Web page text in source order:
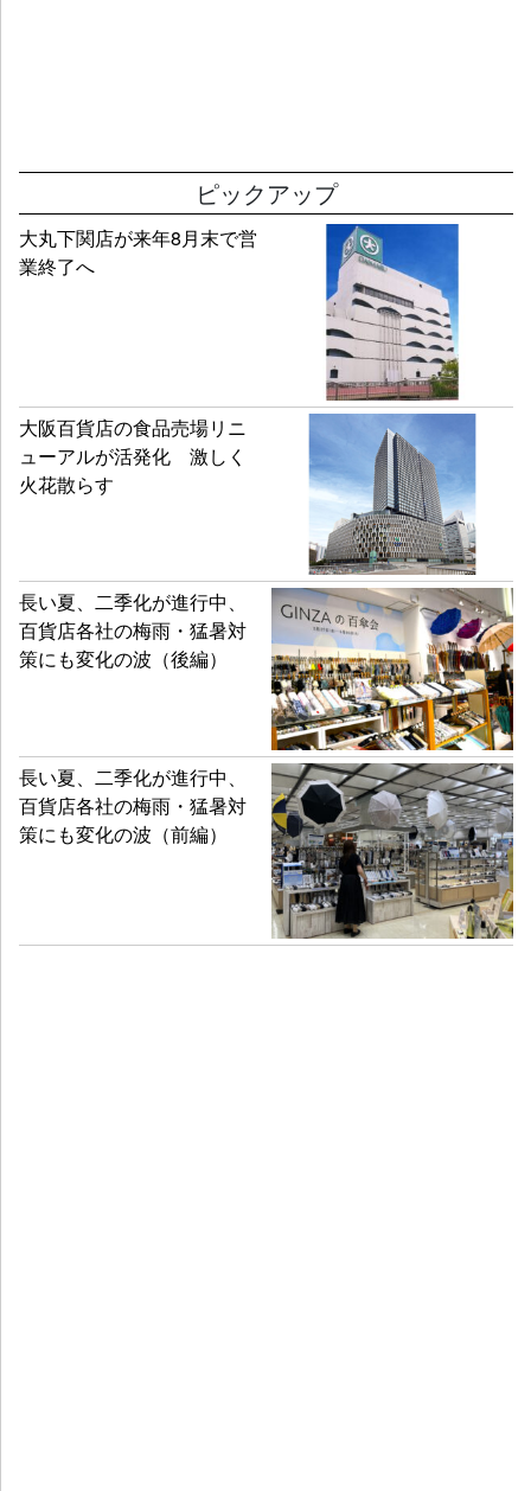
ピックアップ
大丸下関店が来年8月末で営
業終了へ
大阪百貨店の食品売場リニ
ューアルが活発化 激しく
火花散らす
長い夏、二季化が進行中、
百貨店各社の梅雨・猛暑対
策にも変化の波（後編）
長い夏、二季化が進行中、
百貨店各社の梅雨・猛暑対
策にも変化の波（前編）